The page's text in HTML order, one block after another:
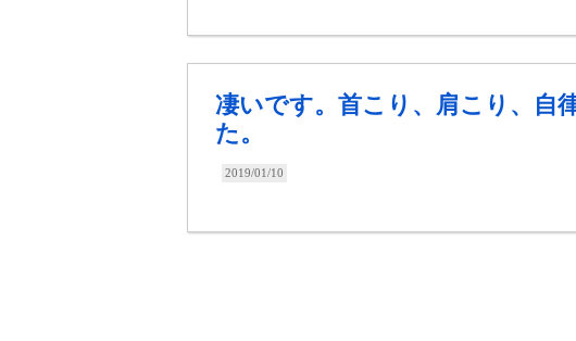
凄いです。首こり、肩こり、自
た。
2019/01/10